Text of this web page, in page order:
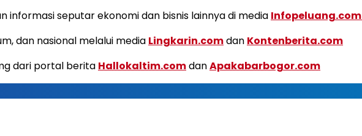
seputar ekonomi dan bisnis lainnya di media Infopeluang.com
dan nasional melalui media Lingkarin.comdan Kontenberita.com
dari portal berita Hallokaltim.comdanApakabarbogor.com